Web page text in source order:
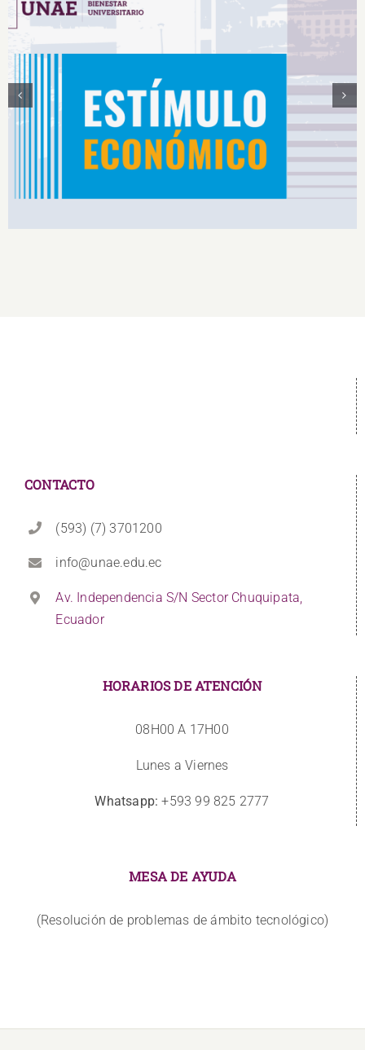
Estímulos Económicos para Deportistas de Alto
Rendimiento IS2026
CONTACTO
(593) (7) 3701200
info@unae.edu.ec
Av. Independencia S/N Sector Chuquipata,
Ecuador
HORARIOS DE ATENCIÓN
08H00 A 17H00
Lunes a Viernes
Whatsapp: +593 99 825 2777
MESA DE AYUDA
(Resolución de problemas de ámbito tecnológico)